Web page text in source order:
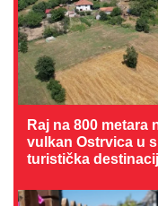
Raj na 800
vulkan Ostrvica u
turistička